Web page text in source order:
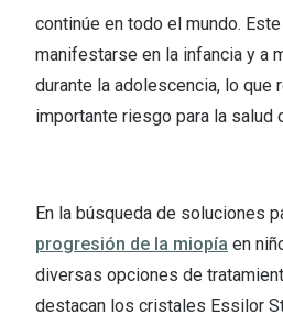
continúe en todo el mundo.
manifestarse en la infancia y a
durante la adolescencia, lo que
importante riesgo para la salud
En la búsqueda de soluciones
progresión de la miopía en
diversas opciones de
destacan los cristales Essilor